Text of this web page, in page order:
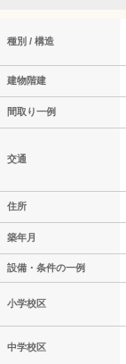
種別 / 構造
建物階建
間取り一例
交通
住所
築年月
設備・条件の一例
小学校区
中学校区